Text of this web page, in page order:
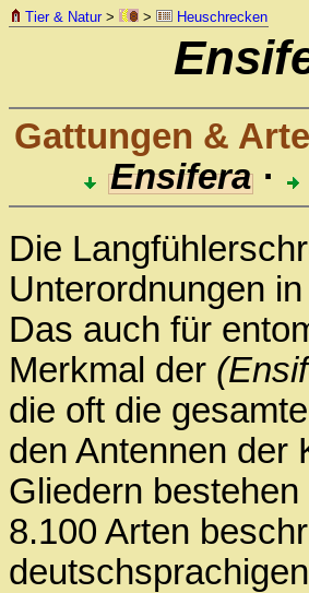
Tier & Natur> > Heuschrecken
Gattungen &
Ensifera ·
Die
Unterordnungen
Das auch für
Merkmal der
die oft die
den Antennen
Gliedern
8.100 Arten